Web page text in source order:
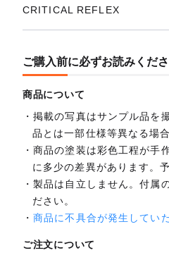
CRITICAL REFLEX
ご購入前に必ずお読みくだ
商品について
掲載の写真はサンプル品を
品とは一部仕様等異なる場
商品の塗装は彩色工程が手
に多少の差異があります。
製品は自立しません。付属
ださい。
商品に不具合が発生してい
ご注文について